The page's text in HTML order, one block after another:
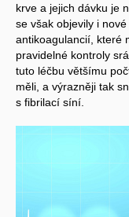
krve a jejich dávku je
se však objevily i
antikoagulancií, které
pravidelné kontroly
tuto léčbu většímu
měli, a výrazněji tak
s fibrilací síní.